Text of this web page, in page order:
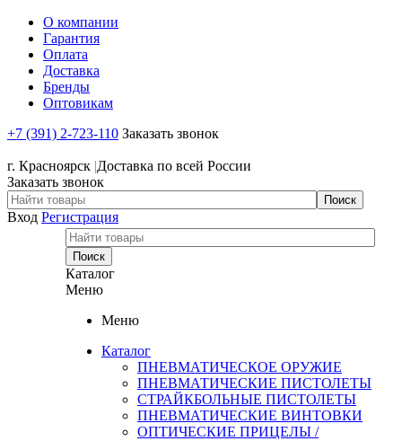
О компании
Гарантия
Оплата
Доставка
Бренды
Оптовикам
+7 (391) 2-723-110 Заказать звонок
г. Красноярск |Доставка по всей России
Заказать звонок
Вход Регистрация
Каталог
Меню
Меню
Каталог
ПНЕВМАТИЧЕСКОЕ ОРУЖИЕ
ПНЕВМАТИЧЕСКИЕ ПИСТОЛЕТЫ
СТРАЙКБОЛЬНЫЕ ПИСТОЛЕТЫ
ПНЕВМАТИЧЕСКИЕ ВИНТОВКИ
ОПТИЧЕСКИЕ ПРИЦЕЛЫ /